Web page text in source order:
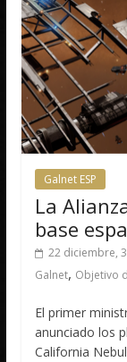
Galnet ESP
La
base
22 diciembre,
Galnet, Objetivo
El primer
anunciado los
California